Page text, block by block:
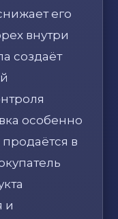
его
внутри
создаёт
особенно
в
и